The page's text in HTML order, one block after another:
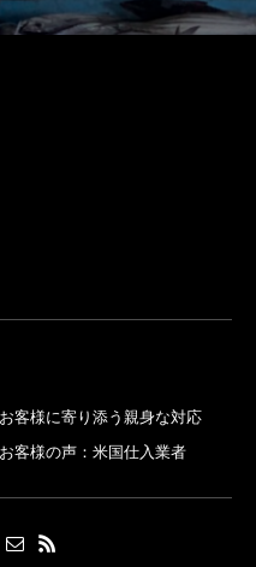
お客様に寄り添う親身な対応
お客様の声：米国仕入業者